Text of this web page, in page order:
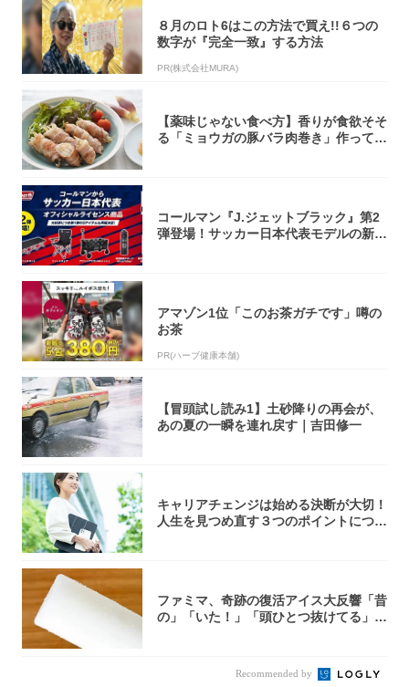
８月のロト6はこの方法で買え!!６つの
数字が『完全一致』する方法
PR(株式会社MURA)
【薬味じゃない食べ方】香りが食欲そそ
る「ミョウガの豚バラ肉巻き」作ってみ
コールマン『J.ジェットブラック』第2
弾登場！サッカー日本代表モデルの新作
アマゾン1位「このお茶ガチです」噂の
お茶
PR(ハーブ健康本舗)
【冒頭試し読み1】土砂降りの再会が、
あの夏の一瞬を連れ戻す｜吉田修一
キャリアチェンジは始める決断が大切！
人生を見つめ直す３つのポイントについ
ファミマ、奇跡の復活アイス大反響「昔
の」「いた！」「頭ひとつ抜けてる」
Recommended by